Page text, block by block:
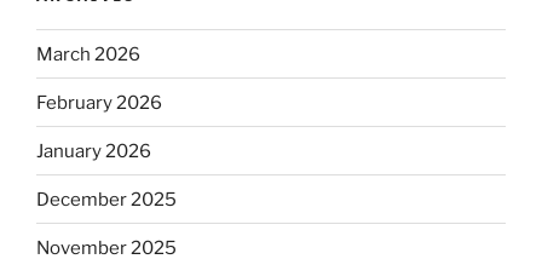
March 2026
February 2026
January 2026
December 2025
November 2025